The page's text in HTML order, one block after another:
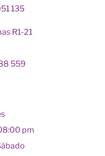
135
R1-21
559
pm